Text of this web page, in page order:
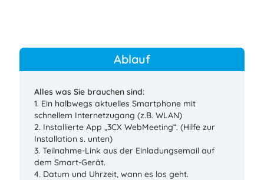
Ablauf
Alles was Sie brauchen sind:
1. Ein halbwegs aktuelles Smartphone mit
schnellem Internetzugang (z.B. WLAN)
2. Installierte App „3CX WebMeeting“. (Hilfe zur
Installation s. unten)
3. Teilnahme-Link aus der Einladungsemail auf
dem Smart-Gerät.
4. Datum und Uhrzeit, wann es los geht.